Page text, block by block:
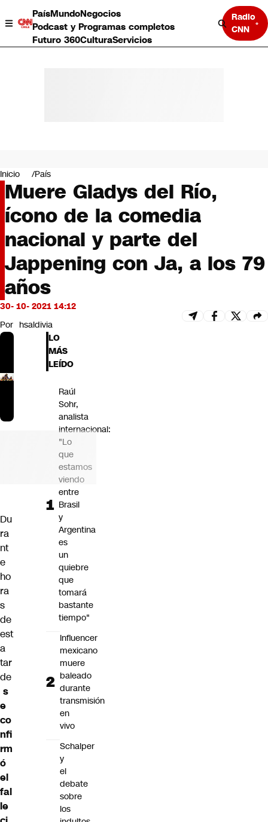
PaísMundoNegocios
Podcast y Programas completos
Futuro 360CulturaServicios
Radio
CNN
Negocios
Deportes
Programas completos
Cultura
Servicios
Bits
CNN tiempo
Futuro 360
Opinión
Inicio País
Muere Gladys del Río,
ícono de la comedia
nacional y parte del
Jappening con Ja, a los 79
años
30- 10- 2021 14:12
Por hsaldivia
Du
ra
nt
e
ho
ra
s
de
est
a
tar
de
s
e
co
nfi
rm
ó
el
fal
le
LO
MÁS
LEÍDO
Raúl
Sohr,
analista
internacional:
"Lo
que
estamos
viendo
entre
Brasil
y
Argentina
es
un
quiebre
que
tomará
bastante
tiempo"
Influencer
mexicano
muere
baleado
durante
transmisión
en
vivo
Schalper
y
el
debate
sobre
los